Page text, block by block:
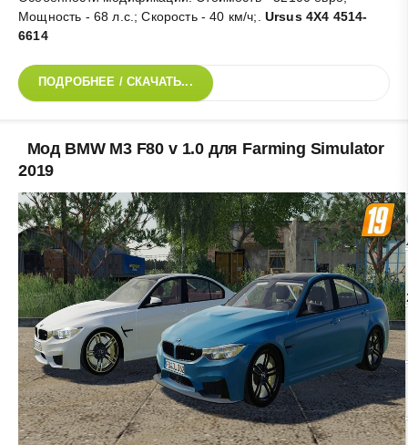
Мощность - 68 л.с.; Скорость - 40 км/ч;. Ursus 4X4 4514-
6614
ПОДРОБНЕЕ / СКАЧАТЬ...
Мод BMW M3 F80 v 1.0 для Farming Simulator
2019